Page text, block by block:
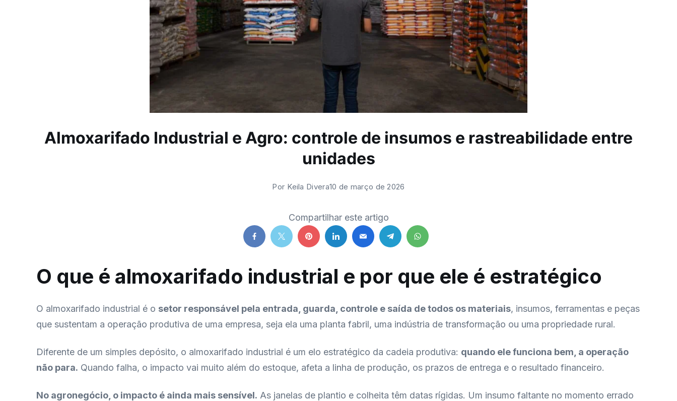
Almoxarifado Industrial e Agro: controle de insumos e rastreabilidade entre
unidades
Por Keila Divera10 de março de 2026
Compartilhar este artigo
O que é almoxarifado industrial e por que ele é estratégico
O almoxarifado industrial é o setor responsável pela entrada, guarda, controle e saída de todos os materiais, insumos, ferramentas e peças
que sustentam a operação produtiva de uma empresa, seja ela uma planta fabril, uma indústria de transformação ou uma propriedade rural.
Diferente de um simples depósito, o almoxarifado industrial é um elo estratégico da cadeia produtiva: quando ele funciona bem, a operação
não para. Quando falha, o impacto vai muito além do estoque, afeta a linha de produção, os prazos de entrega e o resultado financeiro.
No agronegócio, o impacto é ainda mais sensível. As janelas de plantio e colheita têm datas rígidas. Um insumo faltante no momento errado